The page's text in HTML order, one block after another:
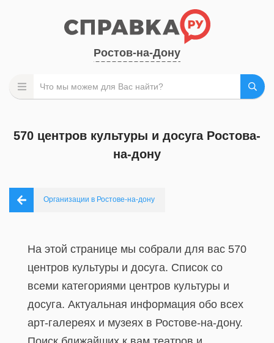
Ростов-на-Дону
570 центров культуры и досуга Ростова-
на-дону
Организации в Ростове-на-дону
На этой странице мы собрали для вас 570
центров культуры и досуга. Список со
всеми категориями центров культуры и
досуга. Актуальная информация обо всех
арт-галереях и музеях в Ростове-на-дону.